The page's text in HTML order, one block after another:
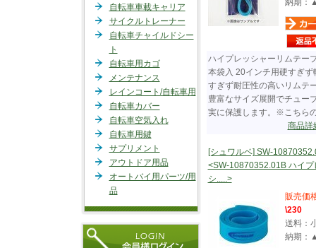
自転車車載キャリア
サイクルトレーナー
自転車チャイルドシー
ト
自転車用カゴ
メンテナンス
レインコート/自転車用
自転車カバー
自転車空気入れ
自転車用鍵
サプリメント
アウトドア用品
オートバイ用パーツ/用
品
納期：
ハイプレッシャーリムテ
本袋入 20インチ用硬すぎず
すぎず耐圧性の高いリムテ
豊富なサイズ展開でチュー
実に保護します。※こちら
商品
[シュワルベ] SW-
<SW-10870352.01B ハイプ
シ.....>
販売価
\230
送料：
納期：